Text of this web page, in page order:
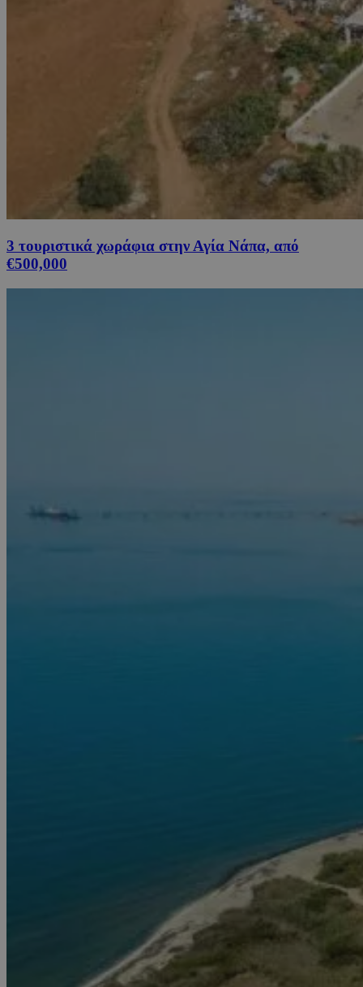
3 τουριστικά χωράφια στην Αγία Νάπα, από
€500,000